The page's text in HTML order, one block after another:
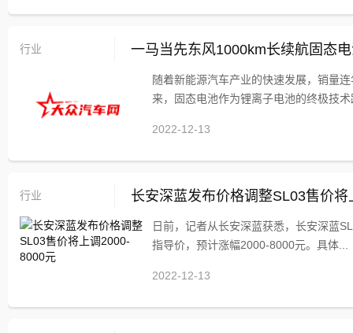
行业 一马当先东风1000km长续航固态
随着新能源汽车产业的快速发展，销量
来，固态电池作为锂离子电池的终极技
2022-12-13
行业 长安深蓝发布价格调整SL03售价
日前，记者从长安深蓝获悉，长安深蓝
指导价，预计涨幅2000-8000元。具体...
2022-12-13